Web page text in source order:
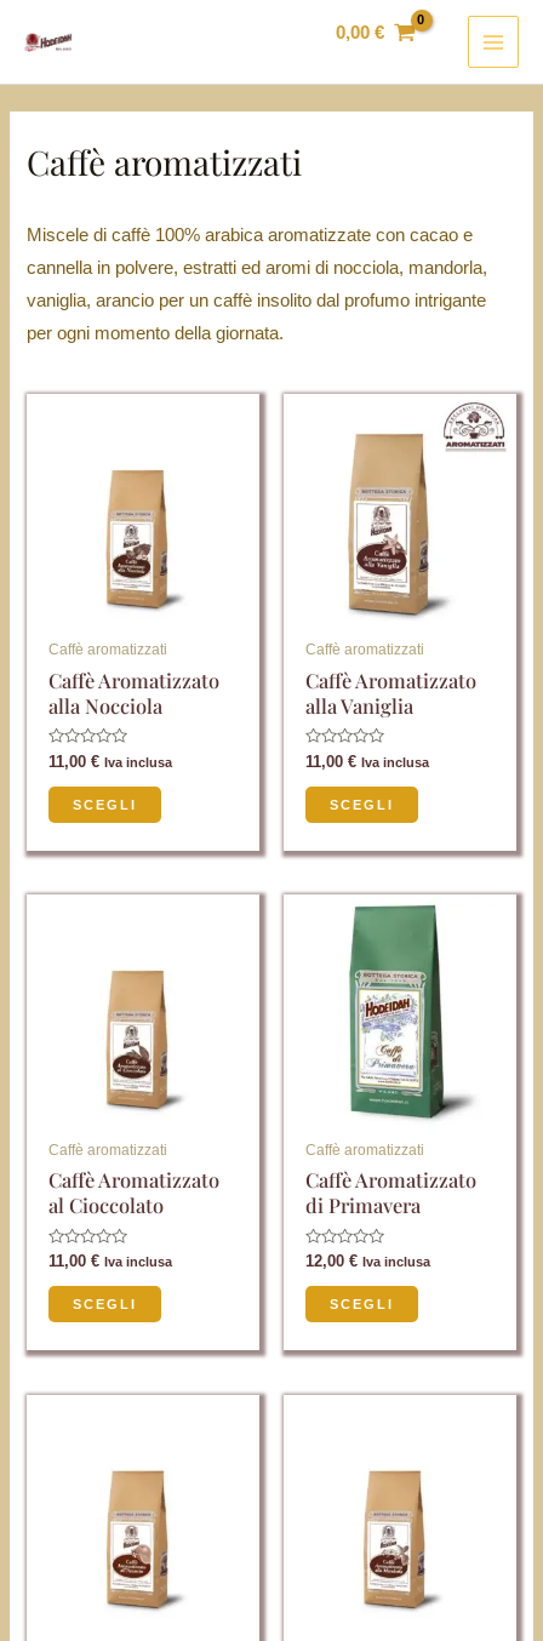
contenuto
0,00€
Caffè aromatizzati
Miscele di caffè 100% arabica aromatizzate con cacao e
cannella in polvere, estratti ed aromi di nocciola, mandorla,
vaniglia, arancio per un caffè insolito dal profumo intrigante
per ogni momento della giornata.
Caffè aromatizzati
Caffè Aromatizzato
alla Nocciola
Valutato
0
su
11,00 € Iva inclusa
SCEGLI
ha
più
varianti.
Le
opzioni
essere
scelte
pagina
Caffè aromatizzati
Caffè Aromatizzato
alla Vaniglia
Valutato
0
su
11,00 € Iva inclusa
SCEGLI
Questo
prodotto
ha
più
varianti.
Le
opzioni
essere
pagina
Caffè aromatizzati
Caffè Aromatizzato
al Cioccolato
Valutato
su
11,00 € Iva inclusa
SCEGLI
ha
più
varianti.
Le
opzioni
essere
scelte
pagina
Caffè aromatizzati
Caffè Aromatizzato
di Primavera
Valutato
su
12,00 € Iva inclusa
SCEGLI
Questo
prodotto
ha
più
varianti.
Le
opzioni
essere
scelte
pagina
ha
più
varianti.
Le
opzioni
ha
più
varianti.
Le
opzioni